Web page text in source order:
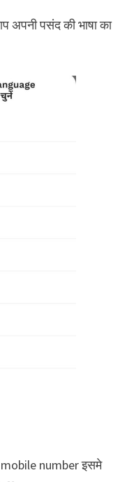
पसंद की भाषा का
number इसमे